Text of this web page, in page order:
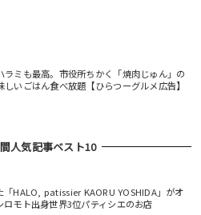
ラミも最高。市役所ちかく「焼肉じゅん」の
しいごはん食べ放題【ひらつーグルメ広告】
人気記事ベスト10
「HALO, patissier KAORU YOSHIDA」がオ
ロモト出身世界3位パティシエのお店